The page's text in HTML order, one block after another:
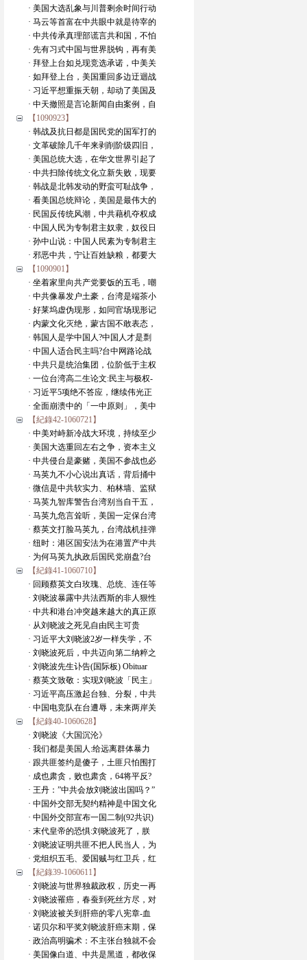
· 美国大选乱象与川普剩余时间行动
· 马云等首富在中共眼中就是待宰的
· 中共传承真理部谎言共和国，不怕
· 先有习式中国与世界脱钩，再有美
· 拜登上台如兑现竞选承诺，中美关
· 如拜登上台，美国重回多边迂迴战
· 习近平想重振天朝，却动了美国及
· 中天撤照是言论新闻自由案例，自
【1090923】
· 韩战及抗日都是国民党的国军打的
· 文革破除几千年来剥削阶级四旧，
· 美国总统大选，在华文世界引起了
· 中共扫除传统文化立新失败，现要
· 韩战是北韩发动的野蛮可耻战争，
· 看美国总统辩论，美国是最伟大的
· 民国反传统风潮，中共藉机夺权成
· 中国人民为专制君主奴隶，奴役日
· 孙中山说：中国人民素为专制君主
· 邪恶中共，宁让百姓缺粮，都要大
【1090901】
· 坐着家里向共产党要饭的五毛，嘲
· 中共像暴发户土豪，台湾是端茶小
· 好莱坞虚伪现形，如同官场现形记
· 内蒙文化灭绝，蒙古国不敢表态，
· 韩国人是学中国人?中国人才是剽
· 中国人适合民主吗?台中网路论战
· 中共只是统治集团，位阶低于主权
· 一位台湾高二生论文:民主与极权-
· 习近平5项绝不答应，继续伟光正
· 全面崩溃中的「一中原则」，美中
【紀錄42-1060721】
· 中美对峙新冷战大环境，持续至少
· 美国大选重回左右之争，资本主义
· 中共侵台是豪赌，美国不参战也必
· 马英九不小心说出真话，背后捅中
· 微信是中共软实力、柏林墙、监狱
· 马英九智库警告台湾别当自干五，
· 马英九危言耸听，美国一定保台湾
· 蔡英文打脸马英九，台湾战机挂弹
· 纽时：港区国安法为在港置产中共
· 为何马英九执政后国民党崩盘?台
【紀錄41-1060710】
· 回顾蔡英文白玫瑰、总统、连任等
· 刘晓波暴露中共法西斯的非人狠性
· 中共和港台冲突越来越大的真正原
· 从刘晓波之死见自由民主可贵
· 习近平大刘晓波2岁一样失学，不
· 刘晓波死后，中共迈向第二纳粹之
· 刘晓波先生讣告(国际板) Obituar
· 蔡英文致敬：实现刘晓波「民主」
· 习近平高压激起台独、分裂，中共
· 中国电竞队在台遭辱，未来两岸关
【紀錄40-1060628】
· 刘晓波《大国沉沦》
· 我们都是美国人:给远离群体暴力
· 跟共匪签约是傻子，土匪只怕围打
· 成也肃贪，败也肃贪，64将平反?
· 王丹：”中共会放刘晓波出国吗？”
· 中国外交部无契约精神是中国文化
· 中国外交部宣布一国二制(92共识)
· 末代皇帝的恐惧:刘晓波死了，朕
· 刘晓波证明共匪不把人民当人，为
· 党组织五毛、爱国贼与红卫兵，红
【紀錄39-1060611】
· 刘晓波与世界独裁政权，历史一再
· 刘晓波罹癌，春蚕到死丝方尽，对
· 刘晓波被关到肝癌的零八宪章-血
· 诺贝尔和平奖刘晓波肝癌末期，保
· 政治高明骗术：不主张台独就不会
· 美国像白道、中共是黑道，都收保